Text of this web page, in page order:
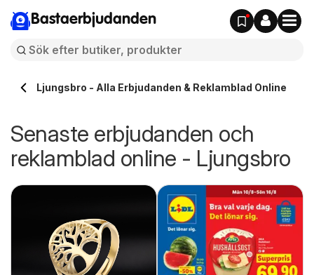
Bastaerbjudanden
Ljungsbro - Alla Erbjudanden & Reklamblad Online
Senaste erbjudanden och
reklamblad online - Ljungsbro